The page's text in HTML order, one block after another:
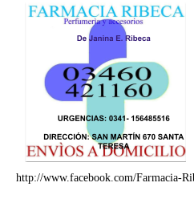
http://www.facebook.com/Farmacia-